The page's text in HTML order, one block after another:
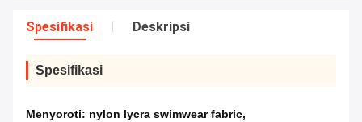
Spesifikasi Deskripsi
Spesifikasi
Menyoroti: nylon lycra swimwear fabric,